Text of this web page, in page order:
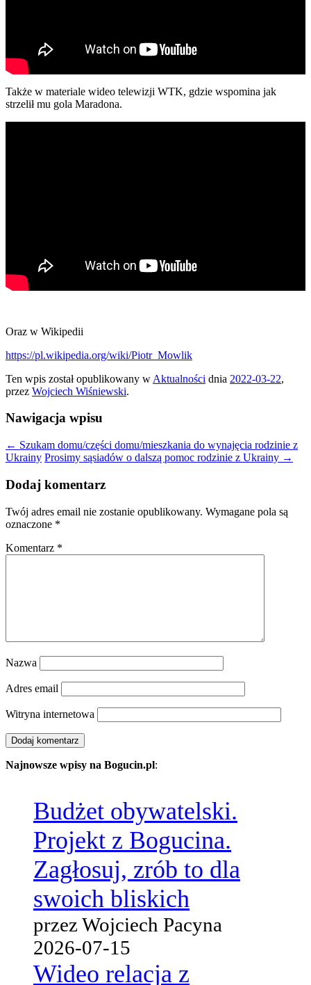
Także w materiale wideo telewizji WTK, gdzie wspomina jak
strzelił mu gola Maradona.
Oraz w Wikipedii
https://pl.wikipedia.org/wiki/Piotr_Mowlik
Ten wpis został opublikowany w Aktualności dnia 2022-03-22,
przez Wojciech Wiśniewski.
Nawigacja wpisu
← Szukam domu/części domu/mieszkania do wynajęcia rodzinie z
Ukrainy Prosimy sąsiadów o dalszą pomoc rodzinie z Ukrainy →
Dodaj komentarz
Twój adres email nie zostanie opublikowany. Wymagane pola są
oznaczone *
Komentarz *
Nazwa
Adres email
Witryna internetowa
Najnowsze wpisy na Bogucin.pl:
Budżet obywatelski.
Projekt z Bogucina.
Zagłosuj, zrób to dla
swoich bliskich
przez Wojciech Pacyna
2026-07-15
Wideo relacja z